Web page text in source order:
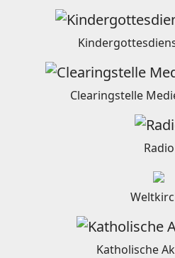
Clearingstelle
Radio
Katholische